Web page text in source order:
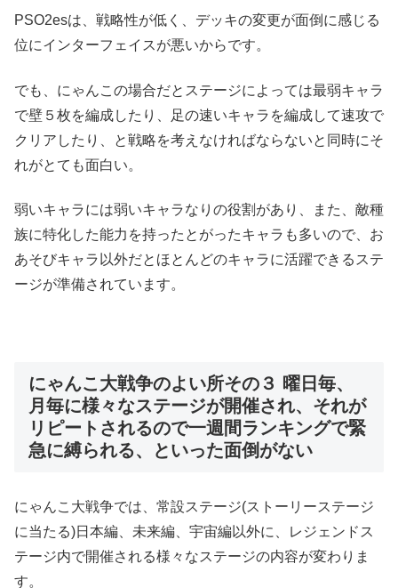
PSO2esは、戦略性が低く、デッキの変更が面倒に感じる
位にインターフェイスが悪いからです。
でも、にゃんこの場合だとステージによっては最弱キャラ
で壁５枚を編成したり、足の速いキャラを編成して速攻で
クリアしたり、と戦略を考えなければならないと同時にそ
れがとても面白い。
弱いキャラには弱いキャラなりの役割があり、また、敵種
族に特化した能力を持ったとがったキャラも多いので、お
あそびキャラ以外だとほとんどのキャラに活躍できるステ
ージが準備されています。
にゃんこ大戦争のよい所その３ 曜日毎、
月毎に様々なステージが開催され、それが
リピートされるので一週間ランキングで緊
急に縛られる、といった面倒がない
にゃんこ大戦争では、常設ステージ(ストーリーステージ
に当たる)日本編、未来編、宇宙編以外に、レジェンドス
テージ内で開催される様々なステージの内容が変わりま
す。